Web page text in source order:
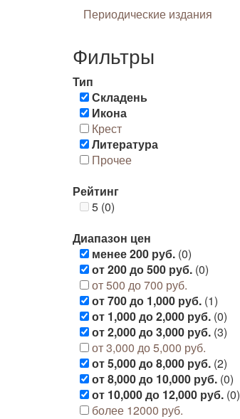
Периодические издания
Фильтры
Тип
Складень
Икона
Крест
Литература
Прочее
Рейтинг
5 (0)
Диапазон цен
менее 200 руб. (0)
от 200 до 500 руб. (0)
от 500 до 700 руб.
от 700 до 1,000 руб. (1)
от 1,000 до 2,000 руб. (0)
от 2,000 до 3,000 руб. (3)
от 3,000 до 5,000 руб.
от 5,000 до 8,000 руб. (2)
от 8,000 до 10,000 руб. (0)
от 10,000 до 12,000 руб. (0)
более 12000 руб.